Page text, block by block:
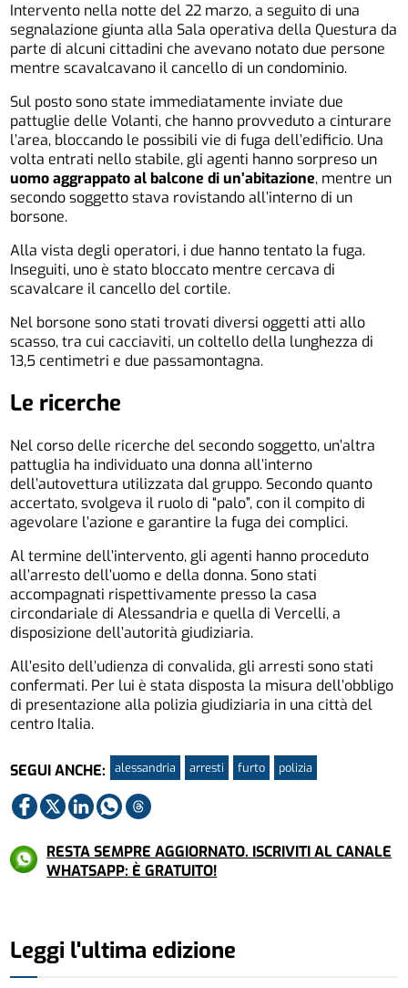
Intervento nella notte del 22 marzo, a seguito di una
segnalazione giunta alla Sala operativa della Questura da
parte di alcuni cittadini che avevano notato due persone
mentre scavalcavano il cancello di un condominio.
Sul posto sono state immediatamente inviate due
pattuglie delle Volanti, che hanno provveduto a cinturare
l’area, bloccando le possibili vie di fuga dell’edificio. Una
volta entrati nello stabile, gli agenti hanno sorpreso un
uomo aggrappato al balcone di un’abitazione, mentre un
secondo soggetto stava rovistando all’interno di un
borsone.
Alla vista degli operatori, i due hanno tentato la fuga.
Inseguiti, uno è stato bloccato mentre cercava di
scavalcare il cancello del cortile.
Nel borsone sono stati trovati diversi oggetti atti allo
scasso, tra cui cacciaviti, un coltello della lunghezza di
13,5 centimetri e due passamontagna.
Le ricerche
Nel corso delle ricerche del secondo soggetto, un’altra
pattuglia ha individuato una donna all’interno
dell’autovettura utilizzata dal gruppo. Secondo quanto
accertato, svolgeva il ruolo di “palo”, con il compito di
agevolare l’azione e garantire la fuga dei complici.
Al termine dell’intervento, gli agenti hanno proceduto
all’arresto dell’uomo e della donna. Sono stati
accompagnati rispettivamente presso la casa
circondariale di Alessandria e quella di Vercelli, a
disposizione dell’autorità giudiziaria.
All’esito dell’udienza di convalida, gli arresti sono stati
confermati. Per lui è stata disposta la misura dell’obbligo
di presentazione alla polizia giudiziaria in una città del
centro Italia.
SEGUI ANCHE: alessandria arresti furto polizia
RESTA SEMPRE AGGIORNATO. ISCRIVITI AL CANALE
WHATSAPP: È GRATUITO!
Leggi l'ultima edizione